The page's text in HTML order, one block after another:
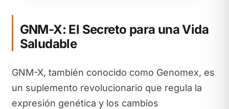
GNM-X: El Secreto para una Vida
Saludable
GNM-X, también conocido como Genomex, es
un suplemento revolucionario que regula la
expresión genética y los cambios